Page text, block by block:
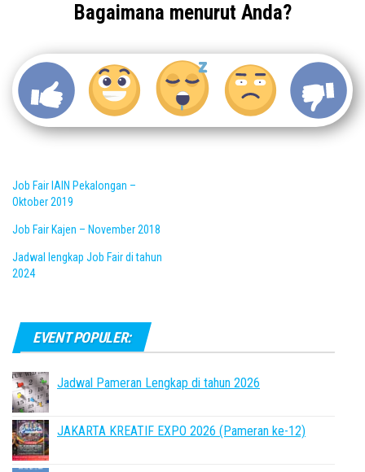
Bagaimana menurut Anda?
Job Fair IAIN Pekalongan –
Oktober 2019
Job Fair Kajen – November 2018
Jadwal lengkap Job Fair di tahun
2024
EVENT POPULER:
Jadwal Pameran Lengkap di tahun 2026
JAKARTA KREATIF EXPO 2026 (Pameran ke-12)